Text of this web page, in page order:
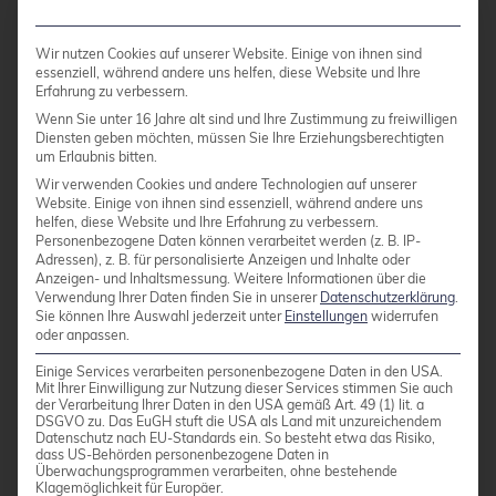
Random I/O:Unterschiede weniger
ausgeprägt, aber Thick bleibt stabiler
Write-Performance:Thin Provisioning
benötigt zusätzliche Metadaten-Updates
Datenbankintensive Anwendungen und High-
Performance-Computing profitieren von Thick
Provisioning, während Web-Services und File-
Server auch mit Thin Provisioning funktionieren.
Die Storage-Hardware beeinflusst diese
Unterschiede zusätzlich.
Wie unterstützt credativ® bei
der Proxmox®-Storage-
Wir nutzen Cookies auf unserer Website. Einige von ihnen sind
essenziell, während andere uns helfen, diese Website und Ihre
Erfahrung zu verbessern.
Wenn Sie unter 16 Jahre alt sind und Ihre Zustimmung zu freiwilligen
Diensten geben möchten, müssen Sie Ihre Erziehungsberechtigten
um Erlaubnis bitten.
Wir verwenden Cookies und andere Technologien auf unserer
Website. Einige von ihnen sind essenziell, während andere uns
helfen, diese Website und Ihre Erfahrung zu verbessern.
Personenbezogene Daten können verarbeitet werden (z. B. IP-
Adressen), z. B. für personalisierte Anzeigen und Inhalte oder
Anzeigen- und Inhaltsmessung. Weitere Informationen über die
Verwendung Ihrer Daten finden Sie in unserer Datenschutzerklärung.
Sie können Ihre Auswahl jederzeit unter Einstellungen widerrufen
oder anpassen.
Einige Services verarbeiten personenbezogene Daten in den USA.
Mit Ihrer Einwilligung zur Nutzung dieser Services stimmen Sie auch
der Verarbeitung Ihrer Daten in den USA gemäß Art. 49 (1) lit. a
DSGVO zu. Das EuGH stuft die USA als Land mit unzureichendem
Datenschutz nach EU-Standards ein. So besteht etwa das Risiko,
dass US-Behörden personenbezogene Daten in
Überwachungsprogrammen verarbeiten, ohne bestehende
Klagemöglichkeit für Europäer.